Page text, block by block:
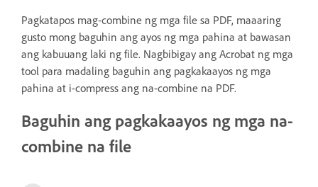
Pagkatapos mag-combine ng mga file sa PDF, maaaring
gusto mong baguhin ang ayos ng mga pahina at bawasan
ang kabuuang laki ng file. Nagbibigay ang Acrobat ng mga
tool para madaling baguhin ang pagkakaayos ng mga
pahina at i-compress ang na-combine na PDF.
Baguhin ang pagkakaayos ng mga na-
combine na file